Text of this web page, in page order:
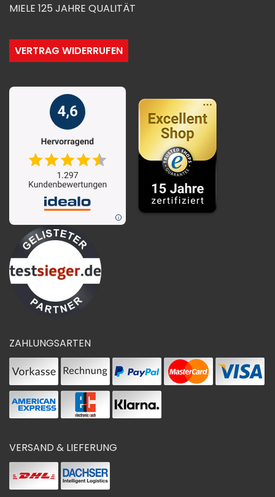
MIELE 125 JAHRE QUALITÄT
VERTRAG WIDERRUFEN
ZAHLUNGSARTEN
VERSAND & LIEFERUNG